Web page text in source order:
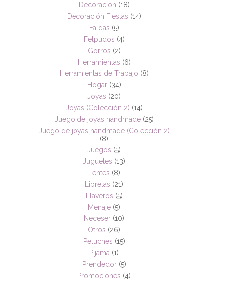
Decoración (18)
Decoración Fiestas (14)
Faldas (5)
Felpudos (4)
Gorros (2)
Herramientas (6)
Herramientas de Trabajo (8)
Hogar (34)
Joyas (20)
Joyas (Colección 2) (14)
Juego de joyas handmade (25)
Juego de joyas handmade (Colección 2)
(8)
Juegos (5)
Juguetes (13)
Lentes (8)
Libretas (21)
Llaveros (5)
Menaje (5)
Neceser (10)
Otros (26)
Peluches (15)
Pijama (1)
Prendedor (5)
Promociones (4)